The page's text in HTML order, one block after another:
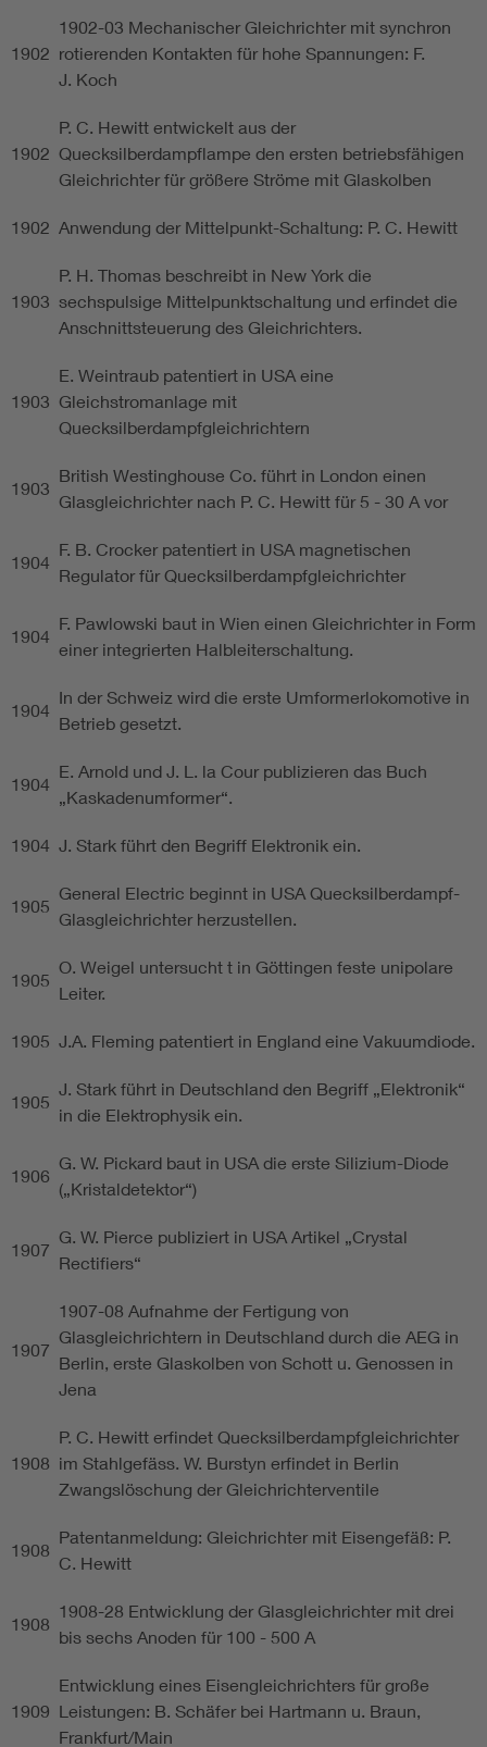
1902
1902-03 Mechanischer Gleichrichter mit synchron
rotierenden Kontakten für hohe Spannungen: F.
J. Koch
1902
P. C. Hewitt entwickelt aus der
Quecksilberdampflampe den ersten betriebsfähigen
Gleichrichter für größere Ströme mit Glaskolben
1902 Anwendung der Mittelpunkt-Schaltung: P. C. Hewitt
1903
P. H. Thomas beschreibt in New York die
sechspulsige Mittelpunktschaltung und erfindet die
Anschnittsteuerung des Gleichrichters.
1903
E. Weintraub patentiert in USA eine
Gleichstromanlage mit
Quecksilberdampfgleichrichtern
1903
British Westinghouse Co. führt in London einen
Glasgleichrichter nach P. C. Hewitt für 5 - 30 A vor
1904
F. B. Crocker patentiert in USA magnetischen
Regulator für Quecksilberdampfgleichrichter
1904
F. Pawlowski baut in Wien einen Gleichrichter in Form
einer integrierten Halbleiterschaltung.
1904
In der Schweiz wird die erste Umformerlokomotive in
Betrieb gesetzt.
1904
E. Arnold und J. L. la Cour publizieren das Buch
„Kaskadenumformer“.
1904 J. Stark führt den Begriff Elektronik ein.
1905
General Electric beginnt in USA Quecksilberdampf-
Glasgleichrichter herzustellen.
1905
O. Weigel untersucht t in Göttingen feste unipolare
Leiter.
1905 J.A. Fleming patentiert in England eine Vakuumdiode.
1905
J. Stark führt in Deutschland den Begriff „Elektronik“
in die Elektrophysik ein.
1906
G. W. Pickard baut in USA die erste Silizium-Diode
(„Kristaldetektor“)
1907
G. W. Pierce publiziert in USA Artikel „Crystal
Rectifiers“
1907
1907-08 Aufnahme der Fertigung von
Glasgleichrichtern in Deutschland durch die AEG in
Berlin, erste Glaskolben von Schott u. Genossen in
Jena
1908
P. C. Hewitt erfindet Quecksilberdampfgleichrichter
im Stahlgefäss. W. Burstyn erfindet in Berlin
Zwangslöschung der Gleichrichterventile
1908
Patentanmeldung: Gleichrichter mit Eisengefäß: P.
C. Hewitt
1908
1908-28 Entwicklung der Glasgleichrichter mit drei
bis sechs Anoden für 100 - 500 A
1909
Entwicklung eines Eisengleichrichters für große
Leistungen: B. Schäfer bei Hartmann u. Braun,
Frankfurt/Main